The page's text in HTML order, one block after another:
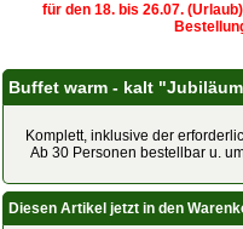
für den 18. bis 26.07.
Buffet warm - kalt
Komplett, inklusive der
Ab 30 Personen bestellbar u.
Diesen Artikel jetzt in den